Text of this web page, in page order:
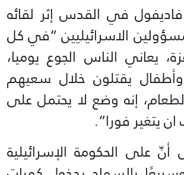
في القدس إثر لقائه
الاسرائيليين “في كل
يعاني الناس الجوع يوميا،
يقتلون خلال سعيهم
إنه وضع لا يحتمل على
يتغير فورا”.
أنّ على الحكومة الإسرائيلية